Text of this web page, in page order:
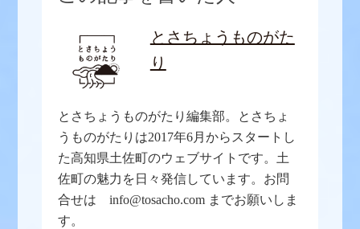
とさちょうものがた
り
とさちょうものがたり編集部。とさちょ
うものがたりは2017年6月からスタートし
た高知県土佐町のウェブサイトです。土
佐町の魅力を日々発信しています。お問
合せは info@tosacho.com までお願いしま
す。